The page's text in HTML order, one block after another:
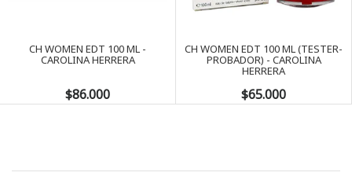
CH WOMEN EDT 100 ML -
CAROLINA HERRERA
$86.000
CH WOMEN EDT 100 ML (TESTER-
PROBADOR) - CAROLINA
HERRERA
$65.000
Next